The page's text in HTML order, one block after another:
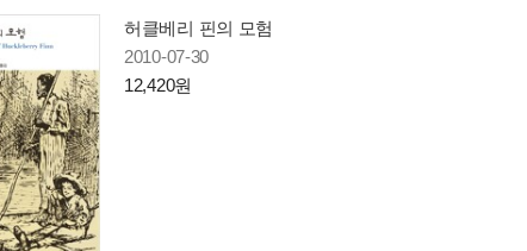
허클베리 핀의 모험
2010-07-30
12,420원